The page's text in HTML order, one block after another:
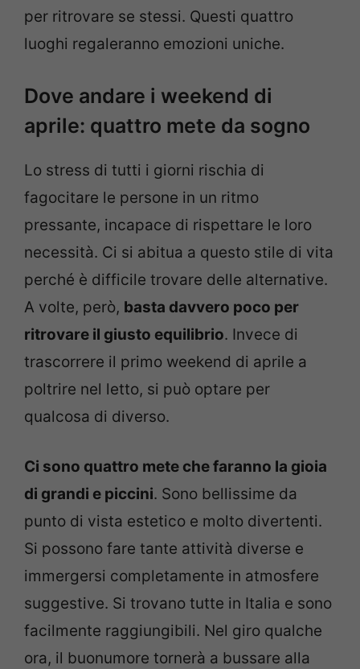
per ritrovare se stessi. Questi quattro
luoghi regaleranno emozioni uniche.
Dove andare i weekend di
aprile: quattro mete da sogno
Lo stress di tutti i giorni rischia di
fagocitare le persone in un ritmo
pressante, incapace di rispettare le loro
necessità. Ci si abitua a questo stile di vita
perché è difficile trovare delle alternative.
A volte, però, basta davvero poco per
ritrovare il giusto equilibrio. Invece di
trascorrere il primo weekend di aprile a
poltrire nel letto, si può optare per
qualcosa di diverso.
Ci sono quattro mete che faranno la gioia
di grandi e piccini. Sono bellissime da
punto di vista estetico e molto divertenti.
Si possono fare tante attività diverse e
immergersi completamente in atmosfere
suggestive. Si trovano tutte in Italia e sono
facilmente raggiungibili. Nel giro qualche
ora, il buonumore tornerà a bussare alla